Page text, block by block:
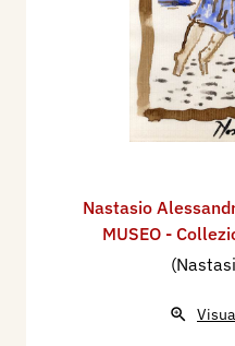
Nastasio
MUSEO -